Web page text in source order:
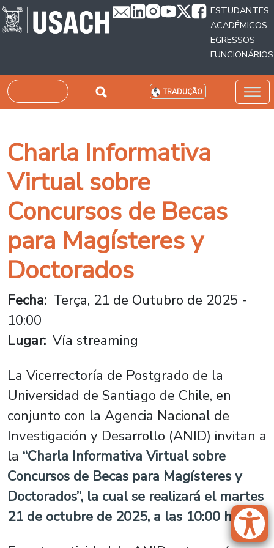
Passar para o conteúdo principal
ESTUDANTES
ACADÊMICOS
EGRESSOS
FUNCIONÁRIOS
Pesquisar TRADUÇÃO
Charla Informativa
Virtual sobre
Concursos de Becas
para Magísteres y
Doctorados
Fecha Terça, 21 de Outubro de 2025 -
10:00
Lugar Vía streaming
La Vicerrectoría de Postgrado de la
Universidad de Santiago de Chile, en
conjunto con la Agencia Nacional de
Investigación y Desarrollo (ANID) invitan a
la “Charla Informativa Virtual sobre
Concursos de Becas para Magísteres y
Doctorados”, la cual se realizará el martes
21 de octubre de 2025, a las 10:00 horas.